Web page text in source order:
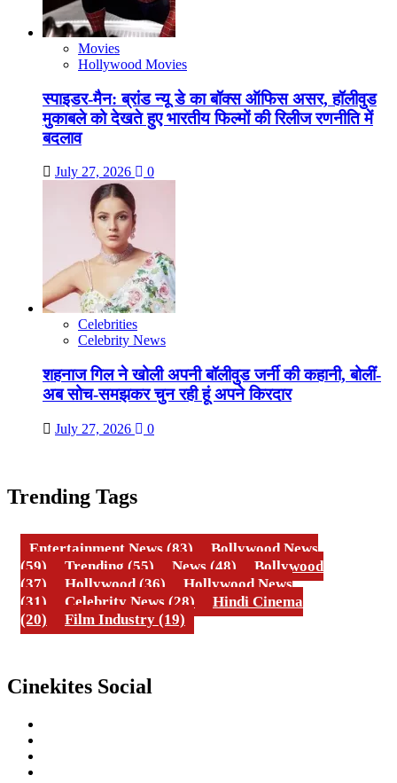
Movies
Hollywood Movies
स्पाइडर-मैन: ब्रांड न्यू डे का बॉक्स ऑफिस असर, हॉलीवुड
मुकाबले को देखते हुए भारतीय फिल्मों की रिलीज रणनीति में
बदलाव
July 27, 2026 0
Celebrities
Celebrity News
शहनाज गिल ने खोली अपनी बॉलीवुड जर्नी की कहानी, बोलीं-
अब सोच-समझकर चुन रही हूं अपने किरदार
July 27, 2026 0
Trending Tags
Entertainment News (83)
Bollywood News
(59)
Trending (55) News (48)
Bollywood
(37)
Hollywood (36)
Hollywood News
(31)
Celebrity News (28)
Hindi Cinema
(20)
Film Industry (19)
Cinekites Social